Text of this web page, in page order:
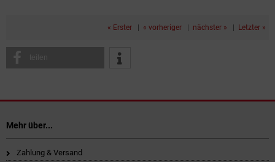
« Erster | « vorheriger | nächster » | Letzter »
teilen
Mehr über...
Zahlung & Versand